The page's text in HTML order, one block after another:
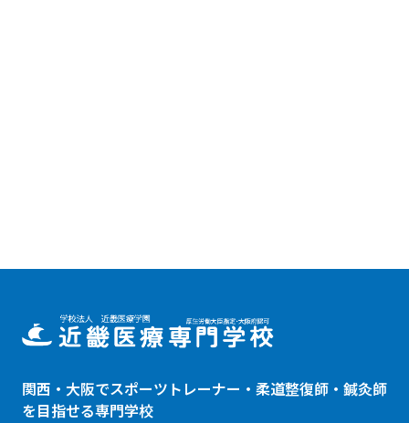
関西・大阪でスポーツトレーナー・ 柔道整復師 ・鍼灸師
を目指せる専門学校